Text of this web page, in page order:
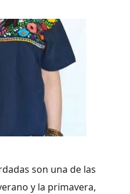
son una de las
y la primavera,